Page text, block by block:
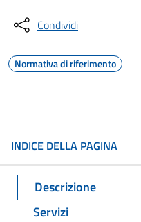
Condividi
Normativa di riferimento
INDICE DELLA PAGINA
Descrizione
Servizi